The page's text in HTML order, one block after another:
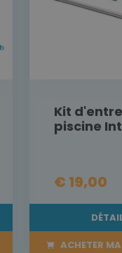
Kit
piscine
€ 19,00
ACHETER